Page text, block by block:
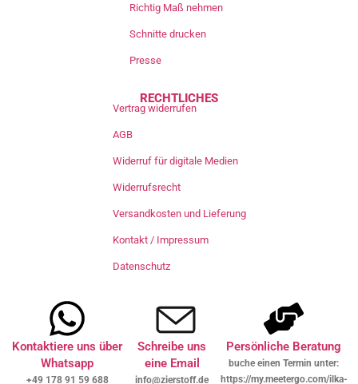
Richtig Maß nehmen
Schnitte drucken
Presse
RECHTLICHES
Vertrag widerrufen
AGB
Widerruf für digitale Medien
Widerrufsrecht
Versandkosten und Lieferung
Kontakt / Impressum
Datenschutz
Kontaktiere uns über
Whatsapp
+49 178 91 59 688
Schreibe uns
eine Email
info@zierstoff.de
Persönliche Beratung
buche einen Termin unter:
https://my.meetergo.com/ilka-